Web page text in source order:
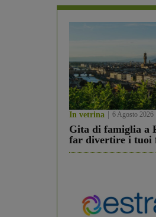
In vetrina 6 Agosto 2026
Gita di famiglia a
far divertire i tuoi